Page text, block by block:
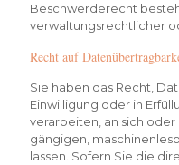
Beschwerderecht
verwaltungsrechtlicher
Recht auf
Sie haben das Recht,
Einwilligung oder in
verarbeiten, an sich
gängigen,
lassen. Sofern Sie die